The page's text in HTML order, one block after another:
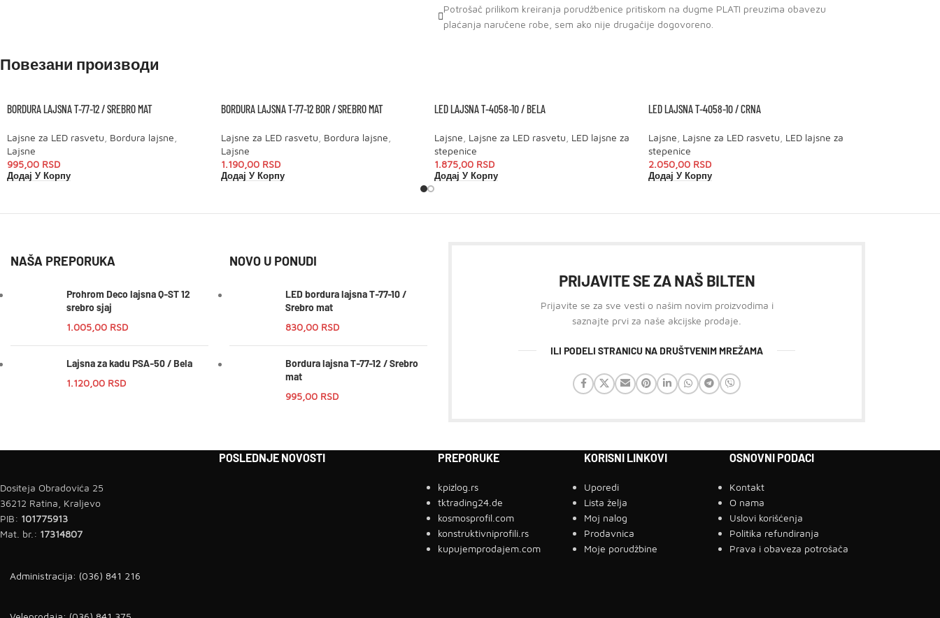
Potrošač prilikom kreiranja porudžbenice pritiskom na dugme PLATI preuzima obavezu
plaćanja naručene robe, sem ako nije drugačije dogovoreno.
Повезани производи
BORDURA LAJSNA T-77-12 / SREBRO MAT
Lajsne za LED rasvetu Bordura lajsne
Lajsne
995,00 RSD
Додај У Корпу
BORDURA LAJSNA T-77-12 BOR / SREBRO MAT
Lajsne za LED rasvetu Bordura lajsne
Lajsne
1.190,00 RSD
Додај У Корпу
LED LAJSNA T-4058-10 / BELA
Lajsne Lajsne za LED rasvetu LED lajsne za
stepenice
1.875,00 RSD
Додај У Корпу
LED LAJSNA T-4058-10 / CRNA
Lajsne Lajsne za LED rasvetu LED lajsne za
stepenice
2.050,00 RSD
Додај У Корпу
NAŠA PREPORUKA
Prohrom Deco lajsna Q-ST 12
srebro sjaj
1.005,00 RSD
Lajsna za kadu PSA-50 / Bela
1.120,00 RSD
NOVO U PONUDI
LED bordura lajsna T-77-10 /
Srebro mat
830,00 RSD
Bordura lajsna T-77-12 / Srebro
mat
995,00 RSD
PRIJAVITE SE ZA NAŠ BILTEN
Prijavite se za sve vesti o našim novim proizvodima i
saznajte prvi za naše akcijske prodaje.
ILI PODELI STRANICU NA DRUŠTVENIM MREŽAMA
Dositeja Obradovića 25
36212 Ratina, Kraljevo
PIB: 101775913
Mat. br.: 17314807
Administracija: (036) 841 216
POSLEDNJE NOVOSTI PREPORUKE
kpizlog.rs
tktrading24.de
kosmosprofil.com
konstruktivniprofili.rs
kupujemprodajem.com
KORISNI LINKOVI
Uporedi
Lista želja
Moj nalog
Prodavnica
Moje porudžbine
OSNOVNI PODACI
Kontakt
O nama
Uslovi korišćenja
Politika refundiranja
Prava i obaveza potrošača